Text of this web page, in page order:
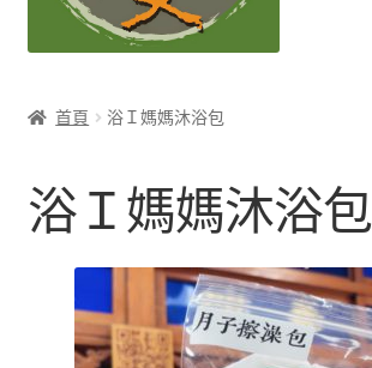
膳Ｉ養生藥膳
孕Ｉ月子系列
浴Ｉ沐浴包
首頁 浴Ｉ媽媽沐浴包
浴Ｉ媽媽沐浴包